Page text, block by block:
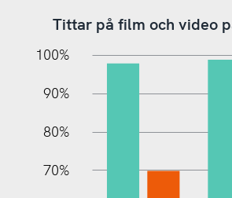
Tittar på film och video
100%
90%
80%
70%